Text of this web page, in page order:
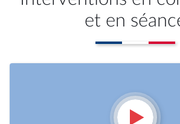
et en